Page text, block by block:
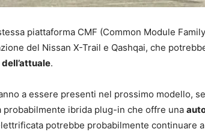
piattaforma CMF (Common Module
del Nissan X-Trail e Qashqai, che
.
a essere presenti nel prossimo modello,
probabilmente ibrida plug-in che offre una
potrebbe probabilmente continuare a